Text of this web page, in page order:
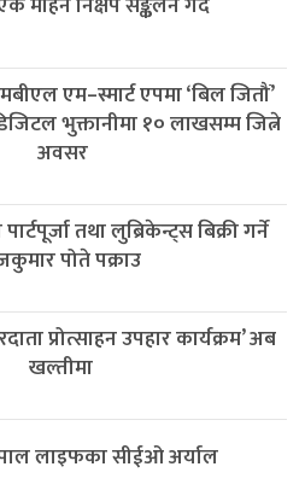
एम–स्मार्ट एपमा ‘बिल जितौं’
भुक्तानीमा १० लाखसम्म जित्ने
अवसर
तथा लुब्रिकेन्ट्स बिक्री गर्ने
पोते पक्राउ
प्रोत्साहन उपहार कार्यक्रम’ अब
खल्तीमा
लाइफका सीईओ अर्याल